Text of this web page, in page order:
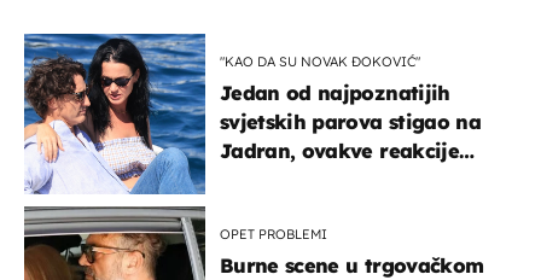
"KAO DA SU NOVAK ĐOKOVIĆ"
Jedan od najpoznatijih
svjetskih parova stigao na
Jadran, ovakve reakcije
OPET PROBLEMI
Burne scene u trgovačkom